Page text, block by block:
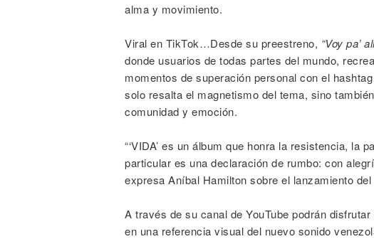
alma y movimiento.
Viral en TikTok…Desde su preestreno, “Voy pa’
donde usuarios de todas partes del mundo,
momentos de superación personal con el hashtag
solo resalta el magnetismo del tema, sino
comunidad y emoción.
“‘VIDA’ es un álbum que honra la resistencia, la
particular es una declaración de rumbo: con
expresa Aníbal Hamilton sobre el lanzamiento
A través de su canal de YouTube podrán
en una referencia visual del nuevo sonido